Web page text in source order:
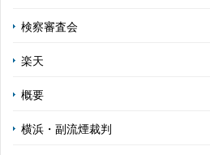
検察審査会
楽天
概要
横浜・副流煙裁判